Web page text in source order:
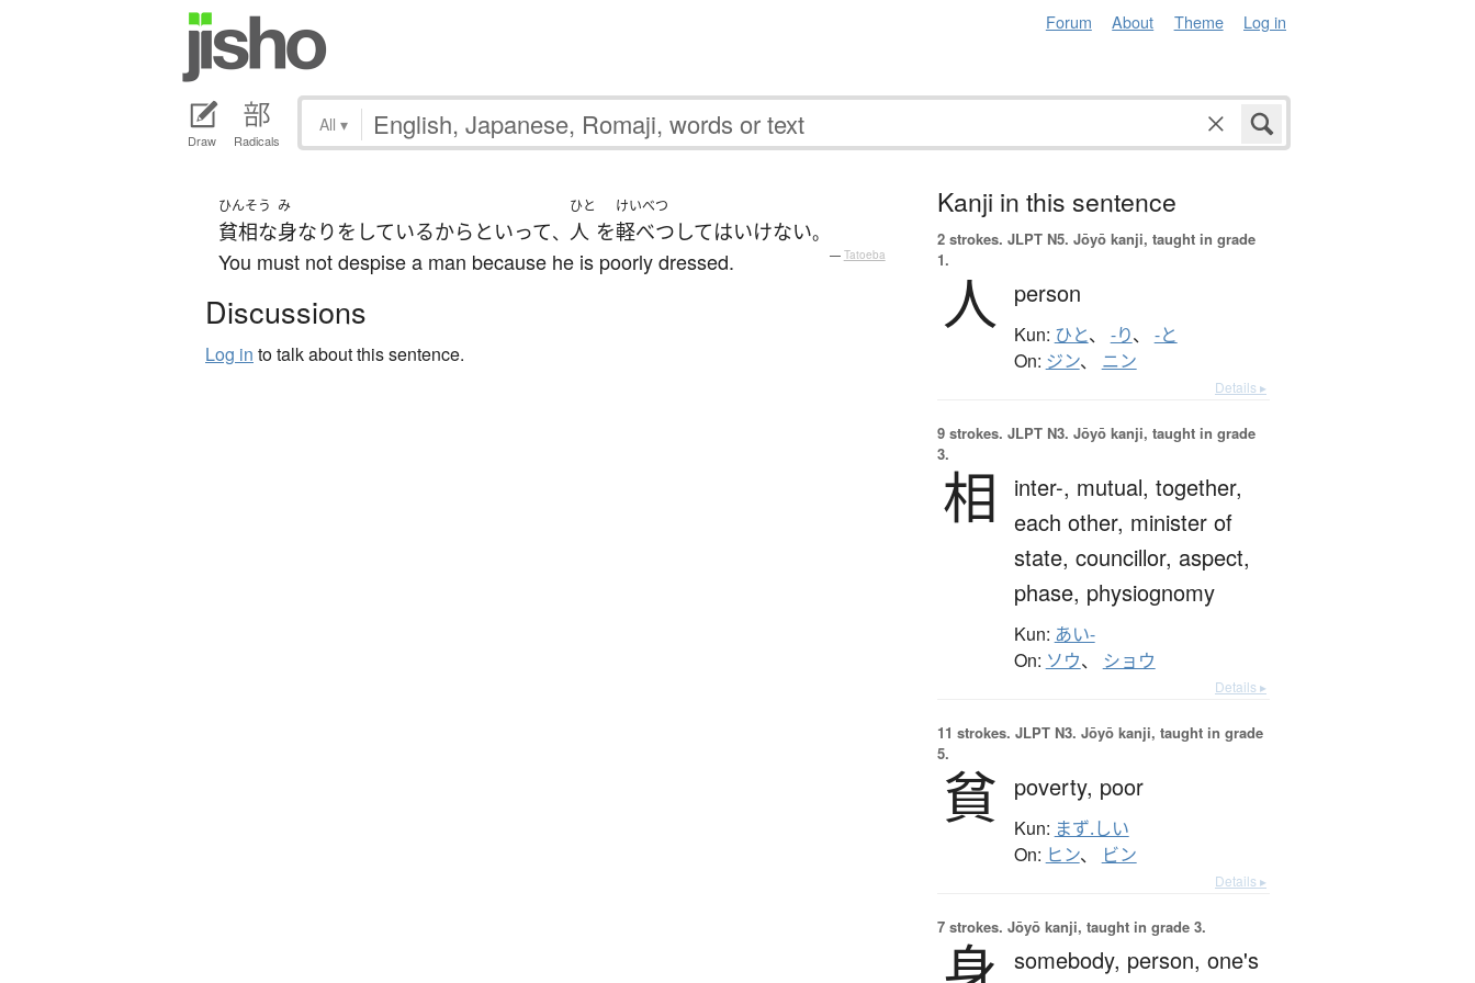
Forum About Theme Log in
Draw Radicals
All ▾
ひんそう
貧相な
み
身なり を しているからといって、
ひと
人 を
けいべつ
軽べつしてはいけない。
You must not despise a man because he is poorly dressed. — Tatoeba
Discussions
Log in to talk about this sentence.
Kanji in this sentence
2 strokes. JLPT N5. Jōyō kanji, taught in grade
1.
人 person
Kun: ひと、 -り、 -と
On: ジン、 ニン
Details ▸
9 strokes. JLPT N3. Jōyō kanji, taught in grade
3.
相 inter-, mutual, together,
each other, minister of
state, councillor, aspect,
phase, physiognomy
Kun: あい-
On: ソウ、 ショウ
Details ▸
11 strokes. JLPT N3. Jōyō kanji, taught in grade
5.
貧 poverty, poor
Kun: まず.しい
On: ヒン、 ビン
Details ▸
7 strokes. Jōyō kanji, taught in grade 3.
somebody, person, one's